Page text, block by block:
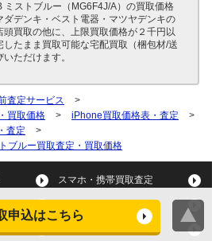
申込はこちら
ミストブルー（MG6F4J/A）の買取価格
ダデンキ・ベスト電器・マツヤデンキの
頭買取の他に、上限買取価格が２千円以
したまま買取可能な宅配買取（梱包材/送
ただけます。
査定サービス
>
買取価格
> iPhone買取価格表・査定
>
査定
>
ブルー買取査定・買取価格
スマホ・携帯買取査定
定